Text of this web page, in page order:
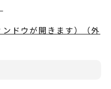
ドウが開きます）（外